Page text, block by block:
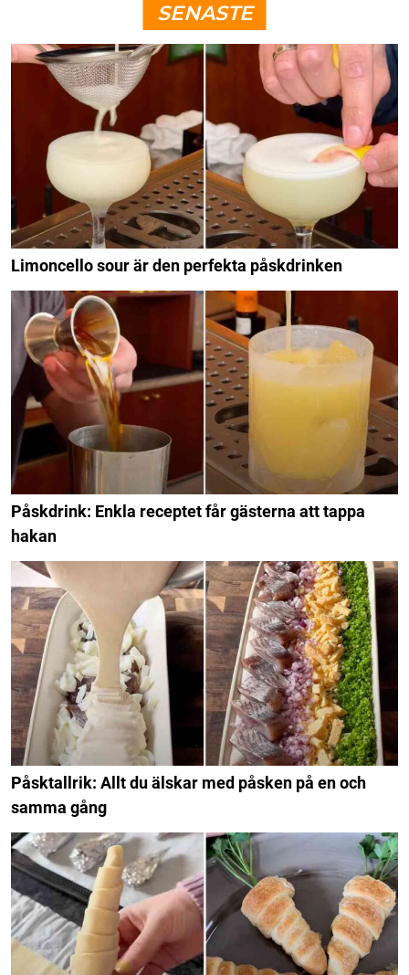
SENASTE
Limoncello sour är den perfekta påskdrinken
Påskdrink: Enkla receptet får gästerna att tappa
hakan
Påsktallrik: Allt du älskar med påsken på en och
samma gång